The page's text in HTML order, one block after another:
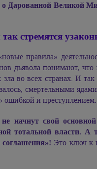
о Дарованной Великой
стремятся
правила»
дьявола понимают, что
во всех странах. И
смертельными
ошибкой и преступлением.
начнут свой
тотальной власти.
Это ключ к